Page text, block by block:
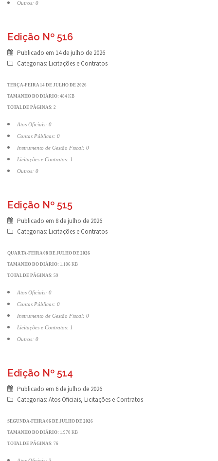
Outros: 0
Edição Nº 516
Publicado em 14 de julho de 2026
Categorias: Licitações e Contratos
TERÇA-FEIRA 14 DE JULHO DE 2026
TAMANHO DO DIÁRIO: 484 KB
TOTAL DE PÁGINAS: 2
Atos Oficiais: 0
Contas Públicas: 0
Instrumento de Gestão Fiscal: 0
Licitações e Contratos: 1
Outros: 0
Edição Nº 515
Publicado em 8 de julho de 2026
Categorias: Licitações e Contratos
QUARTA-FEIRA 08 DE JULHO DE 2026
TAMANHO DO DIÁRIO: 1.106 KB
TOTAL DE PÁGINAS: 59
Atos Oficiais: 0
Contas Públicas: 0
Instrumento de Gestão Fiscal: 0
Licitações e Contratos: 1
Outros: 0
Edição Nº 514
Publicado em 6 de julho de 2026
Categorias: Atos Oficiais, Licitações e Contratos
SEGUNDA-FEIRA 06 DE JULHO DE 2026
TAMANHO DO DIÁRIO: 1.970 KB
TOTAL DE PÁGINAS: 76